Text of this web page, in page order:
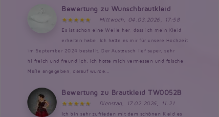
Bewertung zu Wunschbrautkleid
Mittwoch, 04.03.2026, 17:58
Es ist schon eine Weile her, dass ich mein Kleid
erhalten habe. Ich hatte es mir für unsere Hochzeit
im September 2024 bestellt. Der Austausch lief super, sehr
hilfreich und freundlich. Ich hatte mich vermessen und falsche
Maße angegeben, darauf wurde...
Bewertung zu Brautkleid TW0052B
Dienstag, 17.02.2026, 11:21
Ich bin sehr zufrieden mit dem schönen Kleid es